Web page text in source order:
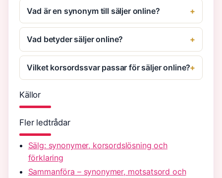
Vad är en synonym till säljer online?
Vad betyder säljer online?
Vilket korsordssvar passar för säljer online?
Källor
Fler ledtrådar
Sälg: synonymer, korsordslösning och
förklaring
Sammanföra – synonymer, motsatsord och